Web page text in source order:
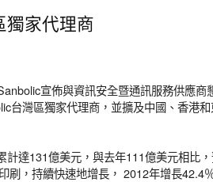
獨家代理商
宣佈與資訊安全暨通訊服務供應商
台灣區獨家代理商，並擴及中國、香港
達131億美元，與去年111億美元相比
刷，持續快速地增長， 2012年增長42.4